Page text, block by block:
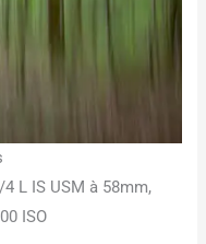
L IS USM à 58mm,
ISO